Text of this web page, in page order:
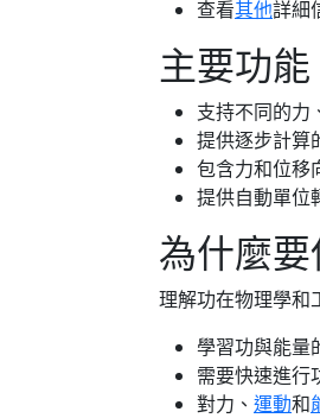
查看其他詳細
主要功能
支持不同的力
提供逐步計算
包含力和位移
提供自動單位
為什麼
理解功在物理學和
學習功與能量
需要快速進行
對力、 運動和